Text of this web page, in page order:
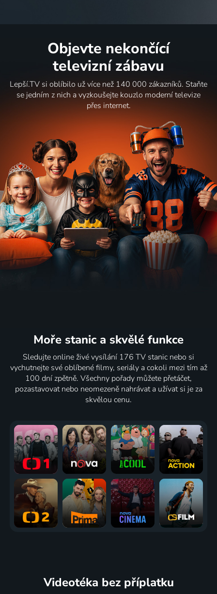
Objevte nekončící
televizní zábavu
Lepší.TV si oblíbilo už více než 140 000 zákazníků. Staňte
se jedním z nich a vyzkoušejte kouzlo moderní televize
přes internet.
Moře stanic a skvělé funkce
Sledujte online živé vysílání 176 TV stanic nebo si
vychutnejte své oblíbené filmy, seriály a cokoli mezi tím až
100 dní zpětně. Všechny pořady můžete přetáčet,
pozastavovat nebo neomezeně nahrávat a užívat si je za
skvělou cenu.
Videotéka bez příplatku